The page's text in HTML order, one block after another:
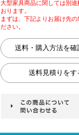
大型家具商品に関しては別
おります。
まずは、下記よりお届け先の
ださい。